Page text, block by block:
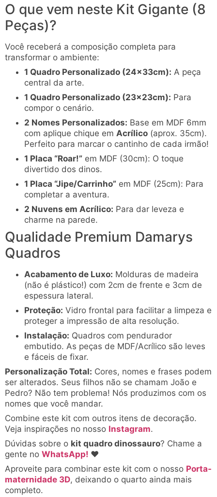
O que vem neste Kit Gigante (8
Peças)?
Você receberá a composição completa para
transformar o ambiente:
1 Quadro Personalizado (24x33cm): A peça
central da arte.
1 Quadro Personalizado (23x23cm): Para
compor o cenário.
2 Nomes Personalizados: Base em MDF 6mm
com aplique chique em Acrílico (aprox. 35cm).
Perfeito para marcar o cantinho de cada irmão!
1 Placa “Roar!” em MDF (30cm): O toque
divertido dos dinos.
1 Placa “Jipe/Carrinho” em MDF (25cm): Para
completar a aventura.
2 Nuvens em Acrílico: Para dar leveza e
charme na parede.
Qualidade Premium Damarys
Quadros
Acabamento de Luxo: Molduras de madeira
(não é plástico!) com 2cm de frente e 3cm de
espessura lateral.
Proteção: Vidro frontal para facilitar a limpeza e
proteger a impressão de alta resolução.
Instalação: Quadros com pendurador
embutido. As peças de MDF/Acrílico são leves
e fáceis de fixar.
Personalização Total: Cores, nomes e frases podem
ser alterados. Seus filhos não se chamam João e
Pedro? Não tem problema! Nós produzimos com os
nomes que você mandar.
Combine este kit com outros itens de decoração.
Veja inspirações no nosso Instagram.
Dúvidas sobre o kit quadro dinossauro? Chame a
gente no WhatsApp! ♥
Aproveite para combinar este kit com o nosso Porta-
maternidade 3D, deixando o quarto ainda mais
completo.